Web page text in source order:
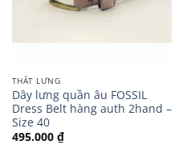
THẮT LƯNG
Dây lưng quần âu FOSSIL
Dress Belt hàng auth 2hand –
Size 40
495.000 ₫